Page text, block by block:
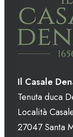
Il Casale
Tenuta duca
Località
27047 Santa